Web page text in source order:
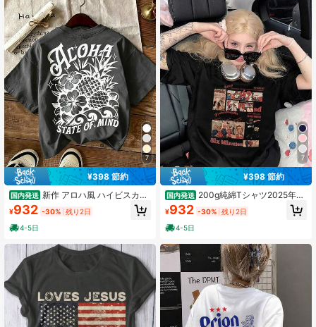
7
¥398 節約
国内発送 新作 アロハ風 ハイビスカス
パイナップルプリント レディース半
袖 T シャツ 旅行着 洗濯機洗い可
¥932 -30% 残り2日
4-5日
7
¥398 節約
国内発送 200g純綿Tシャツ2025年夏
レディース新作半袖純綿ホリデー柄
半袖丸首カップル着用小シャツトッ
プス
¥932 -30% 残り2日
4-5日